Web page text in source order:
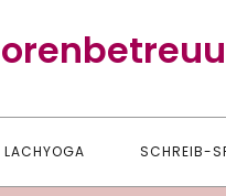
LACHYOGA SCHREIB-